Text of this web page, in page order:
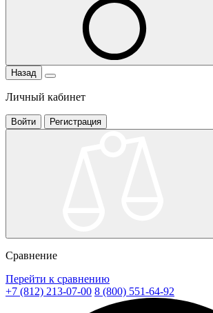
Назад
Личный кабинет
Войти Регистрация
Сравнение
Перейти к сравнению
+7 (812) 213-07-00 8 (800) 551-64-92